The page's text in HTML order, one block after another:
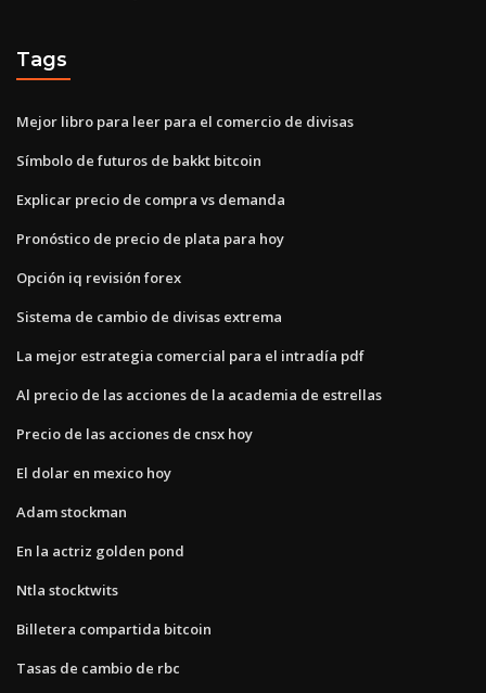
Tags
Mejor libro para leer para el comercio de divisas
Símbolo de futuros de bakkt bitcoin
Explicar precio de compra vs demanda
Pronóstico de precio de plata para hoy
Opción iq revisión forex
Sistema de cambio de divisas extrema
La mejor estrategia comercial para el intradía pdf
Al precio de las acciones de la academia de estrellas
Precio de las acciones de cnsx hoy
El dolar en mexico hoy
Adam stockman
En la actriz golden pond
Ntla stocktwits
Billetera compartida bitcoin
Tasas de cambio de rbc